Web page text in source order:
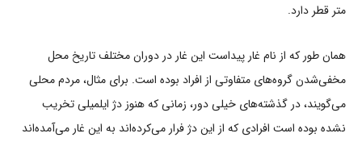
متر قطر دارد.
همان طور که از نام غار پیداست این غار در دوران مختلف تاریخ محل
مخفی‌شدن گروه‌های متفاوتی از افراد بوده است. برای مثال، مردم محلی
می‌گویند، در گذشته‌های خیلی دور، زمانی که هنوز دژ ایلمیلی تخریب
نشده بوده است افرادی که از این دژ فرار می‌کرده‌اند به این غار می‌آمده‌اند